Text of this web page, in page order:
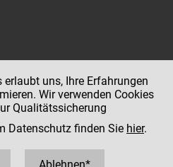
erlaubt uns, Ihre Erfahrungen
Wir verwenden Cookies
Qualitätssicherung
Datenschutz finden Sie hier.